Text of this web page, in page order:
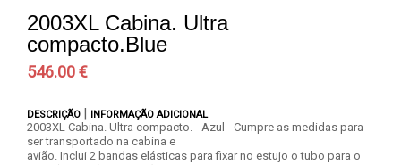
2003XL Cabina. Ultra
compacto.Blue
546.00 €
DESCRIÇÃO | INFORMAÇÃO ADICIONAL
2003XL Cabina. Ultra compacto. - Azul - Cumpre as medidas para
ser transportado na cabina e
avião. Inclui 2 bandas elásticas para fixar no estujo o tubo para o